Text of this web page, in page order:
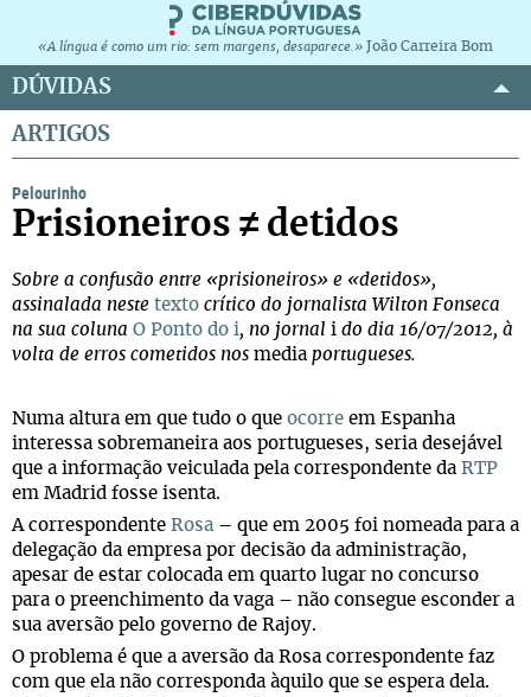
«A língua é como um rio: sem margens, desaparece.» João Carreira Bom
DÚVIDAS
ARTIGOS
Pelourinho
Prisioneiros ≠ detidos
Sobre a confusão entre «prisioneiros» e «detidos»,
assinalada neste texto crítico do jornalista Wilton Fonseca
na sua coluna O Ponto do i, no jornal i do dia 16/07/2012, à
volta de erros cometidos nos media portugueses.
Numa altura em que tudo o que ocorre em Espanha
interessa sobremaneira aos portugueses, seria desejável
que a informação veiculada pela correspondente da RTP
em Madrid fosse isenta.
A correspondente Rosa – que em 2005 foi nomeada para a
delegação da empresa por decisão da administração,
apesar de estar colocada em quarto lugar no concurso
para o preenchimento da vaga – não consegue esconder a
sua aversão pelo governo de Rajoy.
O problema é que a aversão da Rosa correspondente faz
com que ela não corresponda àquilo que se espera dela.